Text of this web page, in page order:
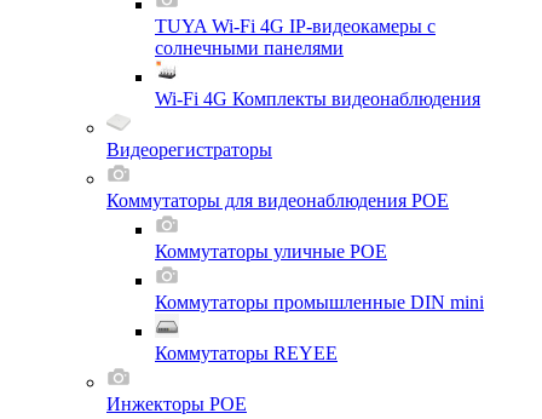
TUYA Wi-Fi 4G IP-видеокамеры с
солнечными панелями
Wi-Fi 4G Комплекты видеонаблюдения
Видеорегистраторы
Коммутаторы для видеонаблюдения POE
Коммутаторы уличные POE
Коммутаторы промышленные DIN mini
Коммутаторы REYEE
Инжекторы POE